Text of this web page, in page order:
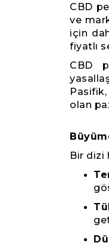
CBD
ve
için
fiyatlı
CBD
olan
Bir dizi